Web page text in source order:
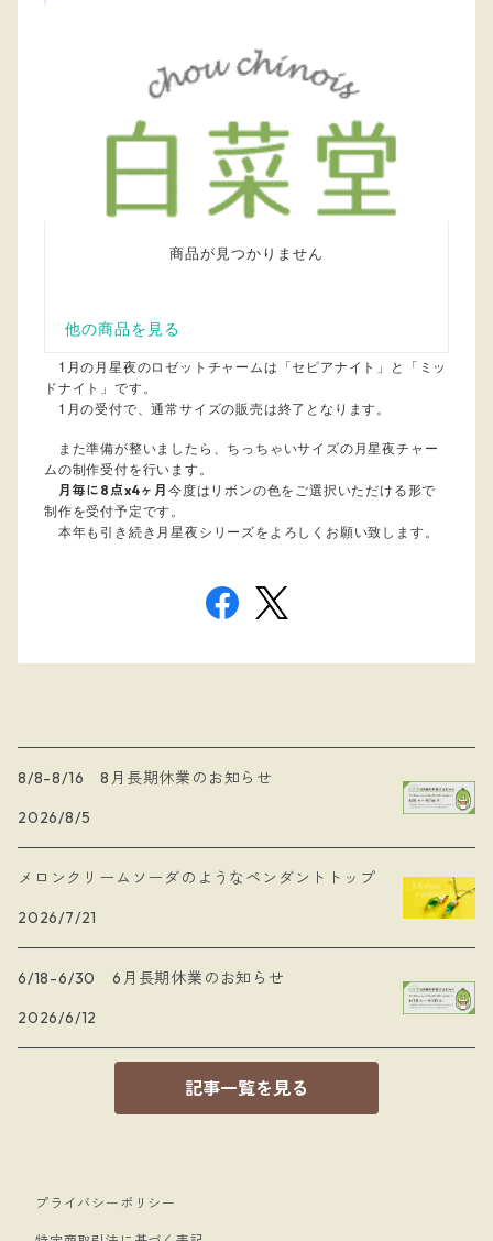
1月の月星夜のロゼットチャームは「セピアナイト」と「ミッ
ドナイト」です。
1月の受付で、通常サイズの販売は終了となります。
また準備が整いましたら、ちっちゃいサイズの月星夜チャー
ムの制作受付を行います。
月毎に8点x4ヶ月今度はリボンの色をご選択いただける形で
制作を受付予定です。
本年も引き続き月星夜シリーズをよろしくお願い致します。
8/8-8/16 8月長期休業のお知らせ
2026/8/5
メロンクリームソーダのようなペンダントトップ
2026/7/21
6/18-6/30 6月長期休業のお知らせ
2026/6/12
記事一覧を見る
プライバシーポリシー